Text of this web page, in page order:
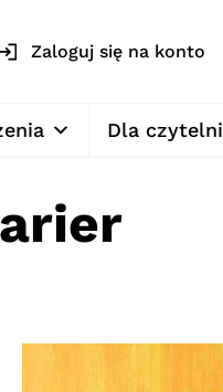
Zaloguj się na konto
Dla